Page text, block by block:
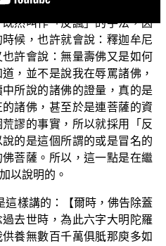
在是太荒謬了，所以就採用
然叫作「反諷」的手法，因
候，也許就會說：釋迦牟尼
許會說：無量壽佛又是如何
，並不是說我在辱罵諸佛，
所說的諸佛的證量，真的是
諸佛，甚至於是連菩薩的資
謬的事實，所以就採用「反
的是這個所謂的或是冒名的
菩薩。所以，這一點是在繼
以說明的。
這樣講的：【爾時，佛告除蓋
去世時，為此六字大明陀羅
養無數百千萬俱胝那庾多如